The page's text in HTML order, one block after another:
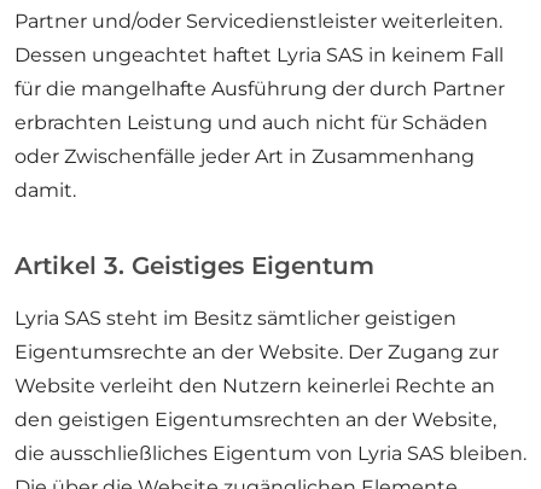
Partner und/oder Servicedienstleister weiterleiten.
Dessen ungeachtet haftet Lyria SAS in keinem Fall
für die mangelhafte Ausführung der durch Partner
erbrachten Leistung und auch nicht für Schäden
oder Zwischenfälle jeder Art in Zusammenhang
damit.
Artikel 3. Geistiges Eigentum
Lyria SAS steht im Besitz sämtlicher geistigen
Eigentumsrechte an der Website. Der Zugang zur
Website verleiht den Nutzern keinerlei Rechte an
den geistigen Eigentumsrechten an der Website,
die ausschließliches Eigentum von Lyria SAS bleiben.